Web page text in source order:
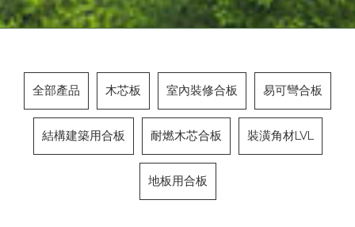
全部產品 木芯板 室內裝修合板 易可彎合板
結構建築用合板 耐燃木芯合板 裝潢角材LVL
地板用合板